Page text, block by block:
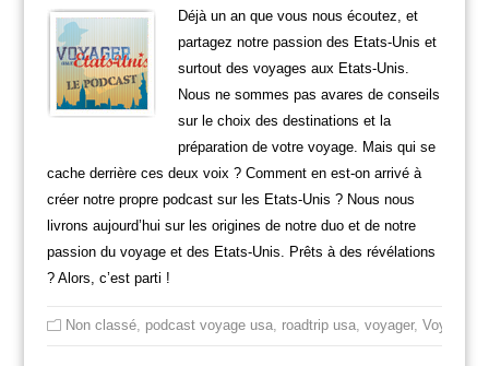
Déjà un an que vous nous écoutez, et
partagez notre passion des Etats-Unis et
surtout des voyages aux Etats-Unis.
Nous ne sommes pas avares de conseils
sur le choix des destinations et la
préparation de votre voyage. Mais qui se
cache derrière ces deux voix ? Comment en est-on arrivé à
créer notre propre podcast sur les Etats-Unis ? Nous nous
livrons aujourd’hui sur les origines de notre duo et de notre
passion du voyage et des Etats-Unis. Prêts à des révélations
? Alors, c’est parti !
Non classé, podcast voyage usa, roadtrip usa, voyager, Voyager